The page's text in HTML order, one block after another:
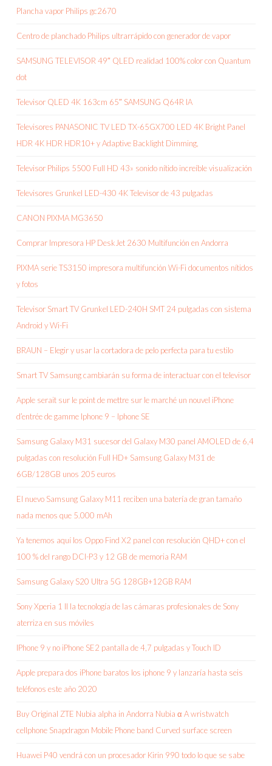
Plancha vapor Philips gc2670
Centro de planchado Philips ultrarrápido con generador de vapor
SAMSUNG TELEVISOR 49″ QLED realidad 100% color con Quantum
dot
Televisor QLED 4K 163cm 65″ SAMSUNG Q64R IA
Televisores PANASONIC TV LED TX-65GX700 LED 4K Bright Panel
HDR 4K HDR HDR10+ y Adaptive Backlight Dimming,
Televisor Philips 5500 Full HD 43» sonido nítido increíble visualización
Televisores Grunkel LED-430 4K Televisor de 43 pulgadas
CANON PIXMA MG3650
Comprar Impresora HP DeskJet 2630 Multifunción en Andorra
PIXMA serie TS3150 impresora multifunción Wi-Fi documentos nítidos
y fotos
Televisor Smart TV Grunkel LED-240H SMT 24 pulgadas con sistema
Android y Wi-Fi
BRAUN – Elegir y usar la cortadora de pelo perfecta para tu estilo
Smart TV Samsung cambiarán su forma de interactuar con el televisor
Apple serait sur le point de mettre sur le marché un nouvel iPhone
d’entrée de gamme Iphone 9 – Iphone SE
Samsung Galaxy M31 sucesor del Galaxy M30 panel AMOLED de 6,4
pulgadas con resolución Full HD+ Samsung Galaxy M31 de
6GB/128GB unos 205 euros
El nuevo Samsung Galaxy M11 reciben una batería de gran tamaño
nada menos que 5.000 mAh
Ya tenemos aquí los Oppo Find X2 panel con resolución QHD+ con el
100 % del rango DCI-P3 y 12 GB de memoria RAM
Samsung Galaxy S20 Ultra 5G 128GB+12GB RAM
Sony Xperia 1 II la tecnología de las cámaras profesionales de Sony
aterriza en sus móviles
IPhone 9 y no iPhone SE2 pantalla de 4,7 pulgadas y Touch ID
Apple prepara dos iPhone baratos los iphone 9 y lanzaría hasta seis
teléfonos este año 2020
Buy Original ZTE Nubia alpha in Andorra Nubia α A wristwatch
cellphone Snapdragon Mobile Phone band Curved surface screen
Huawei P40 vendrá con un procesador Kirin 990 todo lo que se sabe